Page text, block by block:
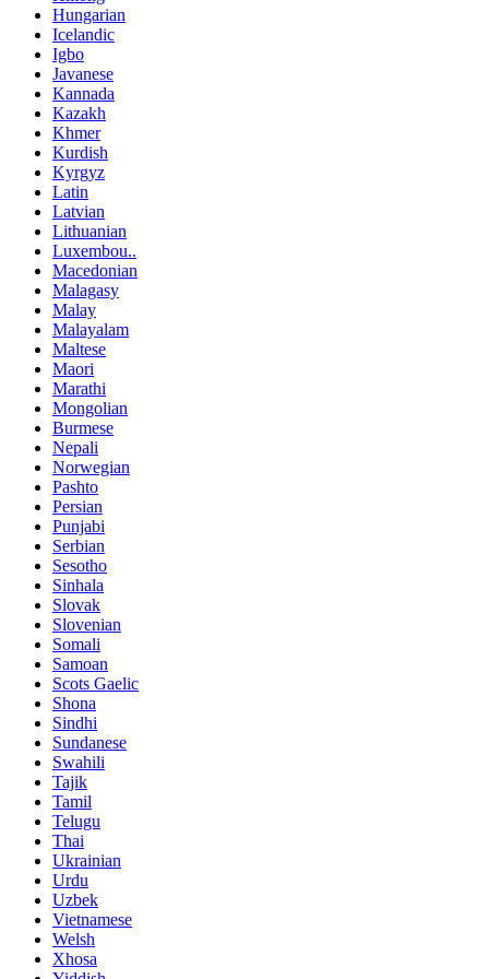
Hungarian
Icelandic
Igbo
Javanese
Kannada
Kazakh
Khmer
Kurdish
Kyrgyz
Latin
Latvian
Lithuanian
Luxembou..
Macedonian
Malagasy
Malay
Malayalam
Maltese
Maori
Marathi
Mongolian
Burmese
Nepali
Norwegian
Pashto
Persian
Punjabi
Serbian
Sesotho
Sinhala
Slovak
Slovenian
Somali
Samoan
Scots Gaelic
Shona
Sindhi
Sundanese
Swahili
Tajik
Tamil
Telugu
Thai
Ukrainian
Urdu
Uzbek
Vietnamese
Welsh
Xhosa